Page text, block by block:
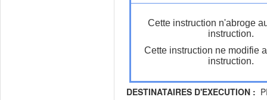
Cette instruction n'abroge
instruction.
Cette instruction ne modifie
instruction.
DESTINATAIRES D'EXECUTION :